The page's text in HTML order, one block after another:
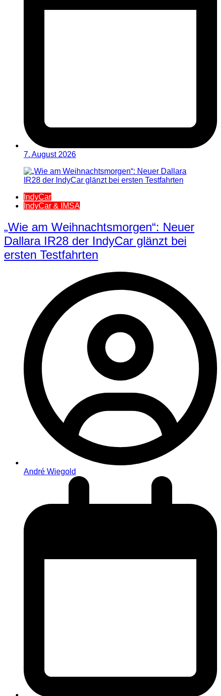
7. August 2026
IndyCar
IndyCar & IMSA
„Wie am Weihnachtsmorgen“: Neuer
Dallara IR28 der IndyCar glänzt bei
ersten Testfahrten
André Wiegold